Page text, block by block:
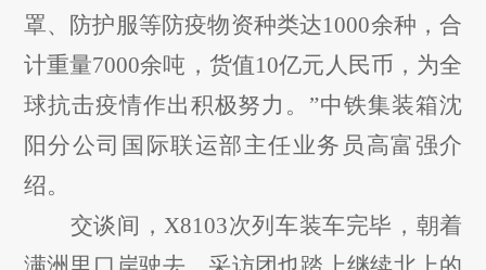
罩、防护服等防疫物资种类达1000余种，合
计重量7000余吨，货值10亿元人民币，为全
球抗击疫情作出积极努力。”中铁集装箱沈
阳分公司国际联运部主任业务员高富强介
绍。
交谈间，X8103次列车装车完毕，朝着